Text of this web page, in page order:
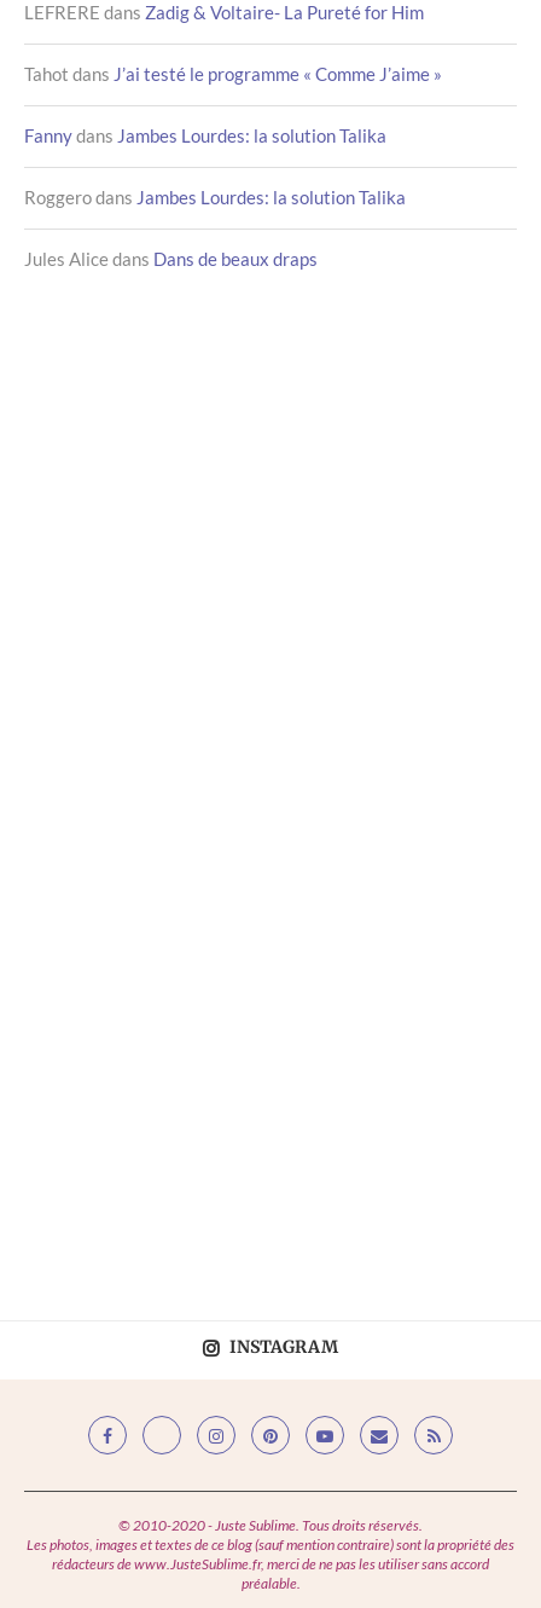
LEFRERE dans Zadig & Voltaire- La Pureté for Him
Tahot dans J’ai testé le programme « Comme J’aime »
Fannydans Jambes Lourdes: la solution Talika
Roggerodans Jambes Lourdes: la solution Talika
Jules Alicedans Dans de beaux draps
INSTAGRAM
© 2010-2020 - Juste Sublime. Tous droits réservés.
Les photos, images et textes de ce blog (sauf mention contraire) sont la propriété des
rédacteurs de www.JusteSublime.fr, merci de ne pas les utiliser sans accord
préalable.